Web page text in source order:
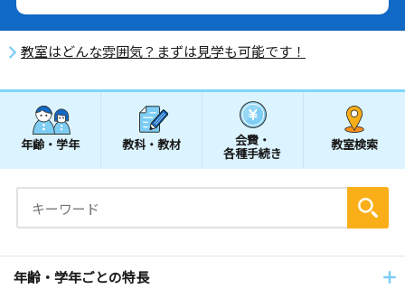
教室はどんな雰囲気？まずは見学も可能です！
年齢・学年 教科・教材 会費・
各種手続き
教室検索
年齢・学年ごとの特長